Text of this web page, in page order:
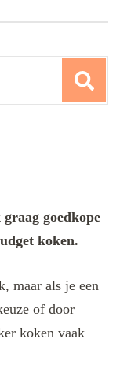
goedkope
koken.
maar als je een
of door
koken vaak